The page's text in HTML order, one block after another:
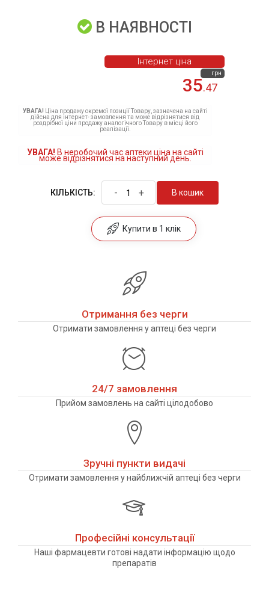
В НАЯВНОСТІ
35.47
грн
Інтернет ціна
УВАГА! Ціна продажу окремої позиції Товару, зазначена на сайті
дійсна для інтернет- замовлення та може відрізнятися від
роздрібної ціни продажу аналогічного Товару в місці його
реалізації.
УВАГА! В неробочий час аптеки ціна на сайті
може відрізнятися на наступний день.
КІЛЬКІСТЬ: - + В кошик
Купити в 1 клік
Отримання без черги
Отримати замовлення у аптеці без черги
24/7 замовлення
Прийом замовлень на сайті цілодобово
Зручні пункти видачі
Отримати замовлення у найближчій аптеці без черги
Професійні консультації
Наші фармацевти готові надати інформацію щодо
препаратів